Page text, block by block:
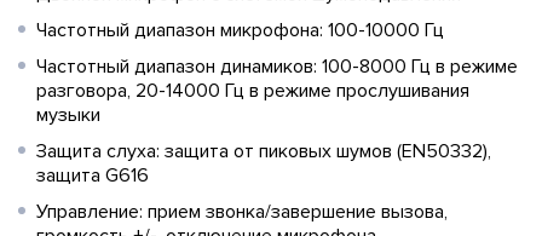
Частотный диапазон микрофона: 100-10000 Гц
Частотный диапазон динамиков: 100-8000 Гц в режиме
разговора, 20-14000 Гц в режиме прослушивания
музыки
Защита слуха: защита от пиковых шумов (EN50332),
защита G616
Управление: прием звонка/завершение вызова,